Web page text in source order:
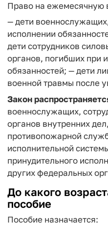
Право на ежемесячную
— дети
исполнении
дети сотрудников
органов, погибших при
обязанностей; — дети
военной травмы после
Закон
военнослужащих,
органов внутренних
противопожарной
исполнительной
принудительного
других федеральных
До какого
пособие
Пособие назначается: